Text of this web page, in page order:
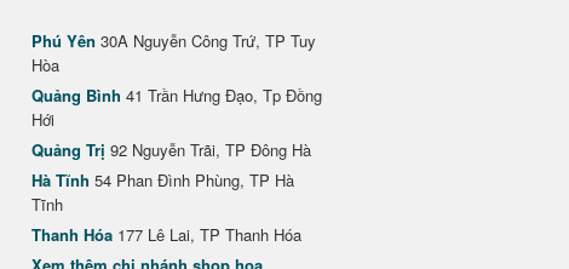
Phú Yên 30A Nguyễn Công Trứ, TP Tuy
Hòa
Quảng Bình 41 Trần Hưng Đạo, Tp Đồng
Hới
Quảng Trị 92 Nguyễn Trãi, TP Đông Hà
Hà Tĩnh 54 Phan Đình Phùng, TP Hà
Tĩnh
Thanh Hóa 177 Lê Lai, TP Thanh Hóa